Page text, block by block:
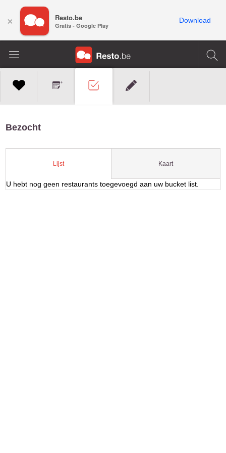
Bezocht
Lijst Kaart
U hebt nog geen restaurants toegevoegd aan uw bucket list.
× Resto.be
Gratis - Google Play
Download